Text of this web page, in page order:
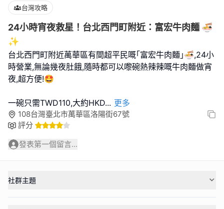
台灣攻略
24小時宵夜救星！台北西門町附近：富宏牛肉麵 🍜
✨
台北西門町附近萬華區有間超平民嘅｢富宏牛肉麵｣🍜,24小
時營業,無論幾夜肚餓,隨時都可以嚟碗熱辣辣嘅牛肉麵做宵
夜,超方便!🤩
一碗只需TWD110,大約HKD... 更多
108台灣臺北市萬華區洛陽街67號
評分
發表第一個留言...
社群主題